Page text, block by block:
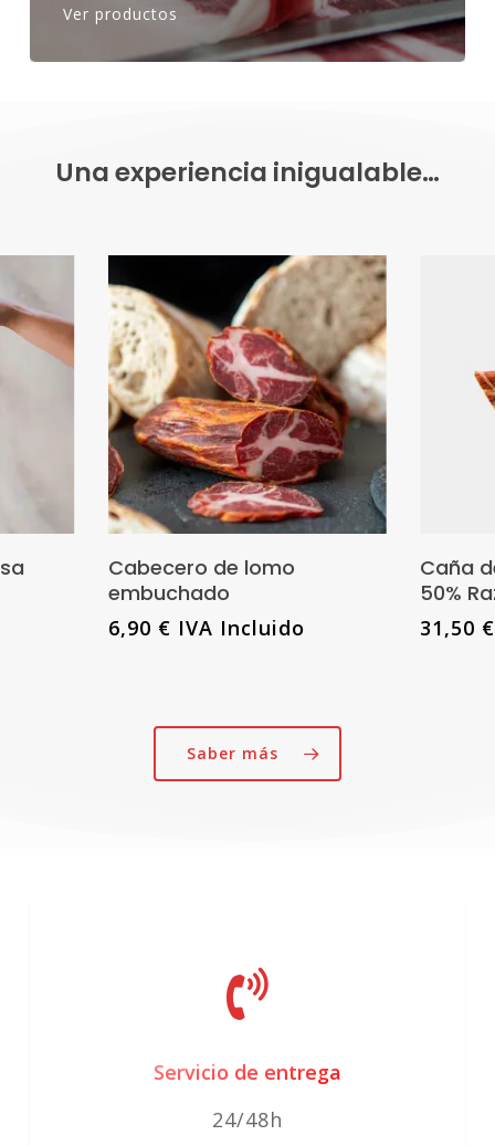
Ver productos
Una experiencia inigualable…
Añadir Al Carrito
Cabecero de lomo
embuchado
6,90 € IVA Incluido
Caña
50%
31,50 €
Este
producto
tiene
múltiples
variantes.
Saber más
Servicio de entrega
24/48h